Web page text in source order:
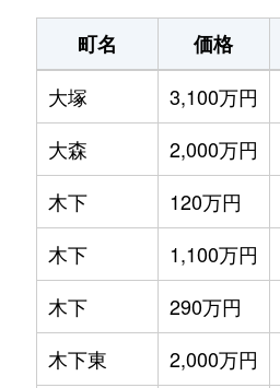
町名 価格
大塚
3,100万円
大森
2,000万円
木下
120万円
木下
1,100万円
木下
290万円
木下東
2,000万円